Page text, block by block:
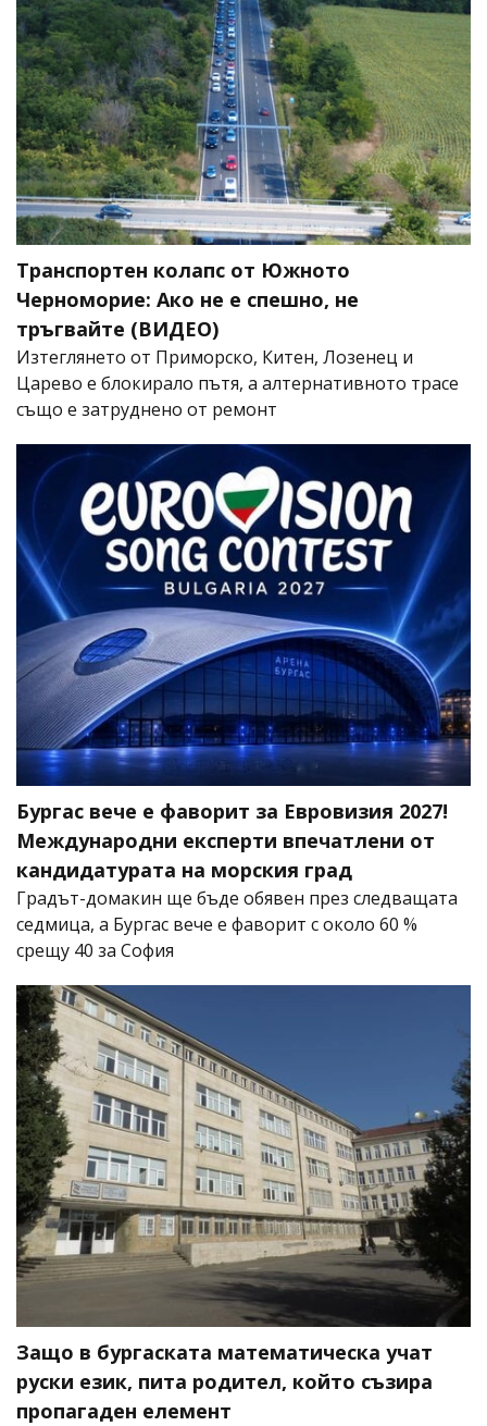
Транспортен колапс от Южното
Черноморие: Ако не е спешно, не
тръгвайте (ВИДЕО)
Изтеглянето от Приморско, Китен, Лозенец и
Царево е блокирало пътя, а алтернативното трасе
също е затруднено от ремонт
Бургас вече е фаворит за Евровизия 2027!
Международни експерти впечатлени от
кандидатурата на морския град
Градът-домакин ще бъде обявен през следващата
седмица, а Бургас вече е фаворит с около 60 %
срещу 40 за София
Защо в бургаската математическа учат
руски език, пита родител, който съзира
пропагаден елемент